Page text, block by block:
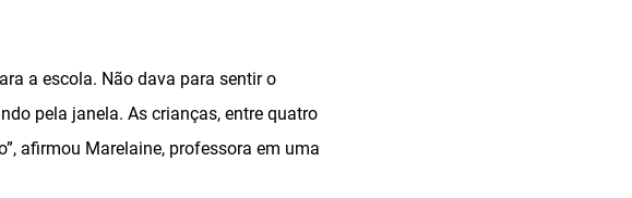
a escola. Não dava para sentir o
pela janela. As crianças, entre quatro
afirmou Marelaine, professora em uma